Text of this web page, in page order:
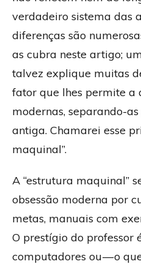
verdadeiro sistema das
diferenças são
as cubra neste artigo;
talvez explique muitas
fator que lhes permite a
modernas, separando-
antiga. Chamarei esse
maquinal”.
A “estrutura maquinal”
obsessão moderna por
metas, manuais com
O prestígio do professor
computadores ou — o